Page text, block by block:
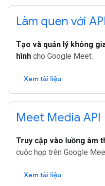
Làm quen với
Tạo và quản lý không
hình cho Google Meet.
Xem tài liệu
Meet Media API
Truy cập vào luồng âm
cuộc họp trên Google
Xem tài liệu